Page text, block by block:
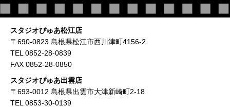
スタジオぴゅあ松江店
〒690-0823 島根県松江市西川津町4156-2
TEL 0852-28-0839
FAX 0852-28-0850
スタジオぴゅあ出雲店
〒693-0012 島根県出雲市大津新崎町2-18
TEL 0853-30-0139